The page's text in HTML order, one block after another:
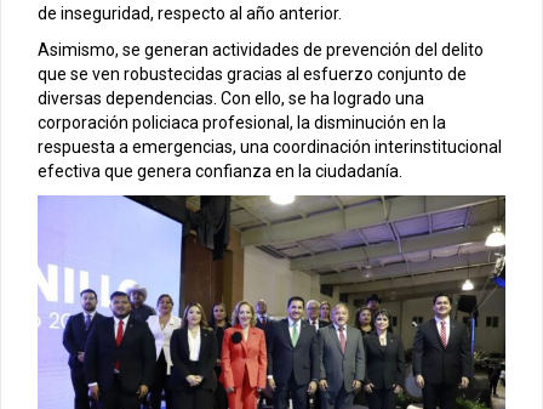
de inseguridad, respecto al año anterior.
Asimismo, se generan actividades de prevención del delito
que se ven robustecidas gracias al esfuerzo conjunto de
diversas dependencias. Con ello, se ha logrado una
corporación policiaca profesional, la disminución en la
respuesta a emergencias, una coordinación interinstitucional
efectiva que genera confianza en la ciudadanía.